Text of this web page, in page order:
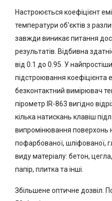
Настроюється коефіцієнт
температури об'єктів з
завжди виникає питання
результатів. Відбивна
від 0.1 до 0.95. У
підстроювання коефіцієнта
безконтактний вимірювач
пірометр IR-863 вигідно
кілька натискань клавіш
випромінювання поверхонь
пофарбованої, шліфованої,
виду матеріалу: бетон,
папір, плитка та інші.
Збільшене оптичне дозвіл.